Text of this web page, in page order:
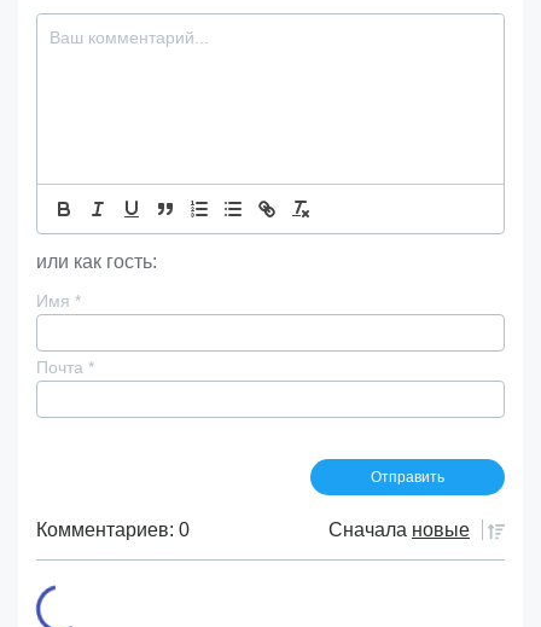
или как гость:
Имя *
Почта *
Комментариев: 0 Сначала новые